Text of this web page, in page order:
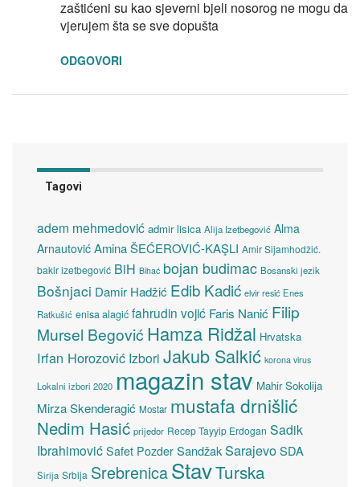
zaštićeni su kao sjeverni bjeli nosorog ne mogu da
vjerujem šta se sve dopušta
ODGOVORI
Tagovi
adem mehmedović admir lisica Alija Izetbegović Alma
Arnautović Amina ŠEĆEROVIĆ-KAŞLI Amir Sijamhodžić.
bakir izetbegović BiH Bihać bojan budimac Bosanski jezik
Bošnjaci Damir Hadžić Edib Kadić elvir resić Enes
Ratkušić enisa alagić fahrudin vojić Faris Nanić Filip
Mursel Begović Hamza Ridžal Hrvatska
Irfan Horozović Izbori Jakub Salkić korona virus
Lokalni izbori 2020 magazin stav Mahir Sokolija
Mirza Skenderagić Mostar mustafa drnišlić
Nedim Hasić prijedor Recep Tayyip Erdogan Sadik
Ibrahimović Safet Pozder SandžakSarajevoSDA
Sirija Srbija SrebrenicaStavTurska